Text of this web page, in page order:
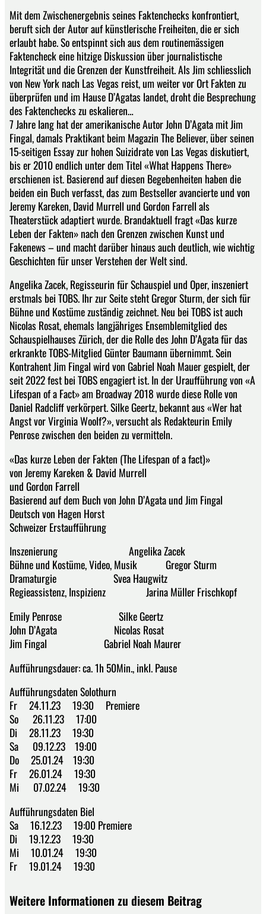
Mit dem Zwischenergebnis seines Faktenchecks konfrontiert,
beruft sich der Autor auf künstlerische Freiheiten, die er sich
erlaubt habe. So entspinnt sich aus dem routinemässigen
Faktencheck eine hitzige Diskussion über journalistische
Integrität und die Grenzen der Kunstfreiheit. Als Jim schliesslich
von New York nach Las Vegas reist, um weiter vor Ort Fakten zu
überprüfen und im Hause D’Agatas landet, droht die Besprechung
des Faktenchecks zu eskalieren…
7 Jahre lang hat der amerikanische Autor John D’Agata mit Jim
Fingal, damals Praktikant beim Magazin The Believer, über seinen
15-seitigen Essay zur hohen Suizidrate von Las Vegas diskutiert,
bis er 2010 endlich unter dem Titel «What Happens There»
erschienen ist. Basierend auf diesen Begebenheiten haben die
beiden ein Buch verfasst, das zum Bestseller avancierte und von
Jeremy Kareken, David Murrell und Gordon Farrell als
Theaterstück adaptiert wurde. Brandaktuell fragt «Das kurze
Leben der Fakten» nach den Grenzen zwischen Kunst und
Fakenews – und macht darüber hinaus auch deutlich, wie wichtig
Geschichten für unser Verstehen der Welt sind.
Angelika Zacek, Regisseurin für Schauspiel und Oper, inszeniert
erstmals bei TOBS. Ihr zur Seite steht Gregor Sturm, der sich für
Bühne und Kostüme zuständig zeichnet. Neu bei TOBS ist auch
Nicolas Rosat, ehemals langjähriges Ensemblemitglied des
Schauspielhauses Zürich, der die Rolle des John D’Agata für das
erkrankte TOBS-Mitglied Günter Baumann übernimmt. Sein
Kontrahent Jim Fingal wird von Gabriel Noah Mauer gespielt, der
seit 2022 fest bei TOBS engagiert ist. In der Uraufführung von «A
Lifespan of a Fact» am Broadway 2018 wurde diese Rolle von
Daniel Radcliff verkörpert. Silke Geertz, bekannt aus «Wer hat
Angst vor Virginia Woolf?», versucht als Redakteurin Emily
Penrose zwischen den beiden zu vermitteln.
«Das kurze Leben der Fakten (The Lifespan of a fact)»
von Jeremy Kareken & David Murrell
und Gordon Farrell
Basierend auf dem Buch von John D’Agata und Jim Fingal
Deutsch von Hagen Horst
Schweizer Erstaufführung
Inszenierung Angelika Zacek
Bühne und Kostüme, Video, Musik Gregor Sturm
Dramaturgie Svea Haugwitz
Regieassistenz, Inspizienz Jarina Müller Frischkopf
Emily Penrose Silke Geertz
John D’Agata Nicolas Rosat
Jim Fingal Gabriel Noah Maurer
Aufführungsdauer: ca. 1h 50Min., inkl. Pause
Aufführungsdaten Solothurn
Fr 24.11.23 19:30 Premiere
So 26.11.23 17:00
Di 28.11.23 19:30
Sa 09.12.23 19:00
Do 25.01.24 19:30
Fr 26.01.24 19:30
Mi 07.02.24 19:30
Aufführungsdaten Biel
Sa 16.12.23 19:00 Premiere
Di 19.12.23 19:30
Mi 10.01.24 19:30
Fr 19.01.24 19:30
Weitere Informationen zu diesem Beitrag